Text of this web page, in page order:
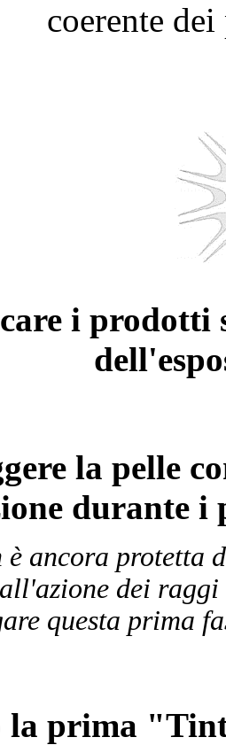
coerente
i prodotti
la pelle
durante i
è ancora protetta
dei
questa prima
la prima